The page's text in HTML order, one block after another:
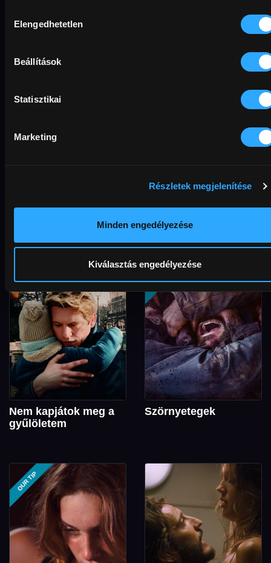
kiválasztása
Elengedhetetlen
Beállítások
Statisztikai
Marketing
Részletek megjelenítése
Minden engedélyezése
Kiválasztás engedélyezése
Mások gyerekei
Ernest és Célestine:
A dallamok útján
Nem kapjátok meg a
gyűlöletem
HUF1,200
Szörnyetegek
OUR TIP